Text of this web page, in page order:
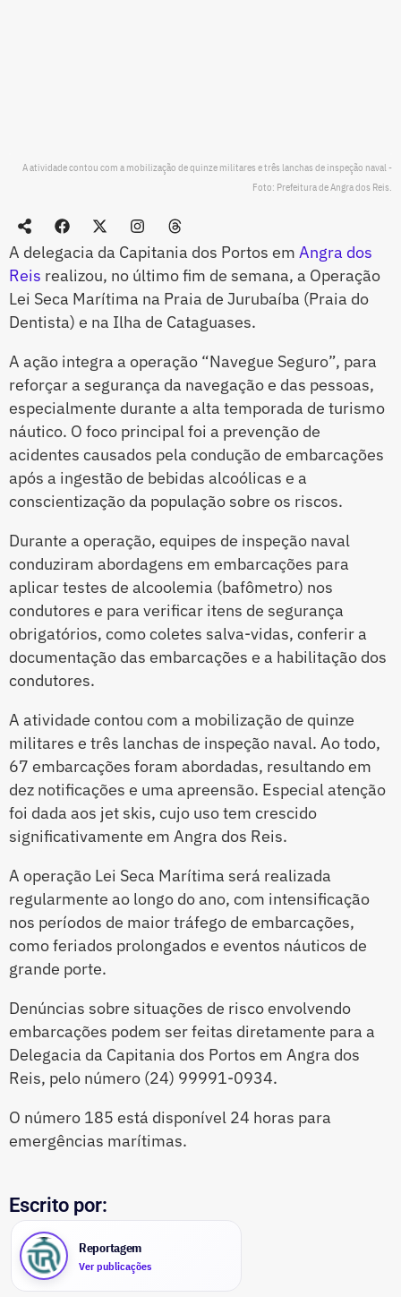
A atividade contou com a mobilização de quinze militares e três lanchas de inspeção naval -
Foto: Prefeitura de Angra dos Reis.
A delegacia da Capitania dos Portos em Angra dos
Reis realizou, no último fim de semana, a Operação
Lei Seca Marítima na Praia de Jurubaíba (Praia do
Dentista) e na Ilha de Cataguases.
A ação integra a operação “Navegue Seguro”, para
reforçar a segurança da navegação e das pessoas,
especialmente durante a alta temporada de turismo
náutico. O foco principal foi a prevenção de
acidentes causados pela condução de embarcações
após a ingestão de bebidas alcoólicas e a
conscientização da população sobre os riscos.
Durante a operação, equipes de inspeção naval
conduziram abordagens em embarcações para
aplicar testes de alcoolemia (bafômetro) nos
condutores e para verificar itens de segurança
obrigatórios, como coletes salva-vidas, conferir a
documentação das embarcações e a habilitação dos
condutores.
A atividade contou com a mobilização de quinze
militares e três lanchas de inspeção naval. Ao todo,
67 embarcações foram abordadas, resultando em
dez notificações e uma apreensão. Especial atenção
foi dada aos jet skis, cujo uso tem crescido
significativamente em Angra dos Reis.
A operação Lei Seca Marítima será realizada
regularmente ao longo do ano, com intensificação
nos períodos de maior tráfego de embarcações,
como feriados prolongados e eventos náuticos de
grande porte.
Denúncias sobre situações de risco envolvendo
embarcações podem ser feitas diretamente para a
Delegacia da Capitania dos Portos em Angra dos
Reis, pelo número (24) 99991-0934.
O número 185 está disponível 24 horas para
emergências marítimas.
Escrito por:
Reportagem
Ver publicações